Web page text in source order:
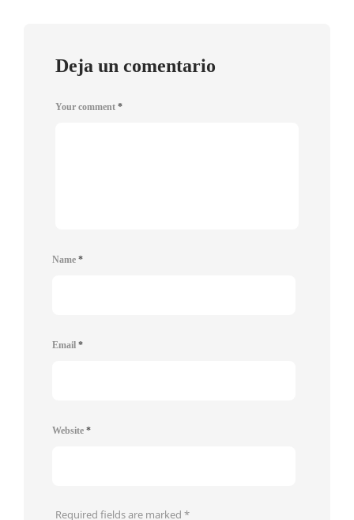
Deja un comentario
Your comment *
Name *
Email *
Website *
Required fields are marked *